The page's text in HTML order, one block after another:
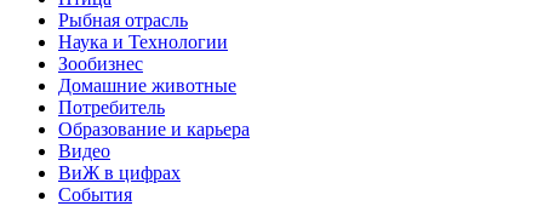
Рыбная отрасль
Наука и Технологии
Зообизнес
Домашние животные
Потребитель
Образование и карьера
Видео
ВиЖ в цифрах
События